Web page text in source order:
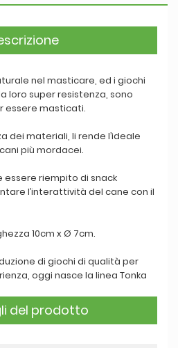
nel masticare, ed i giochi
loro super resistenza, sono
essere masticati.
dei materiali, li rende l’ideale
più mordacei.
riempito di snack
l’interattività del cane con il
10cm x Ø 7cm.
di giochi di qualità per
oggi nasce la linea Tonka
del prodotto